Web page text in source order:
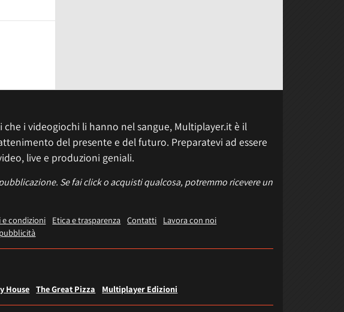
i videogiochi li hanno nel sangue, Multiplayer.it è il
del presente e del futuro. Preparatevi ad essere
live e produzioni geniali.
Se fai click o acquisti qualcosa, potremmo ricevere un
e condizioni Etica e trasparenza Contatti
Lavora con noi
House The Great Pizza Multiplayer Edizioni